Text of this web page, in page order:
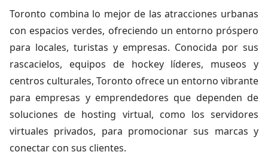
Toronto combina lo mejor de las atracciones urbanas
con espacios verdes, ofreciendo un entorno próspero
para locales, turistas y empresas. Conocida por sus
rascacielos, equipos de hockey líderes, museos y
centros culturales, Toronto ofrece un entorno vibrante
para empresas y emprendedores que dependen de
soluciones de hosting virtual, como los servidores
virtuales privados, para promocionar sus marcas y
conectar con sus clientes.